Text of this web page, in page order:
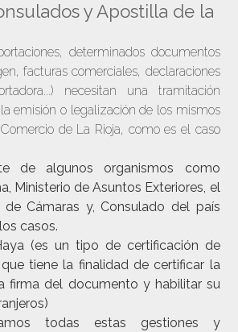
y Apostilla de la
determinados documentos
facturas comerciales, declaraciones
necesitan una tramitación
emisión o legalización de los mismos
de La Rioja, como es el caso
de algunos organismos como
Ministerio de Asuntos Exteriores, el
de Cámaras y, Consulado del país
casos.
(es un tipo de certificación de
tiene la finalidad de certificar la
firma del documento y habilitar su
todas estas gestiones y